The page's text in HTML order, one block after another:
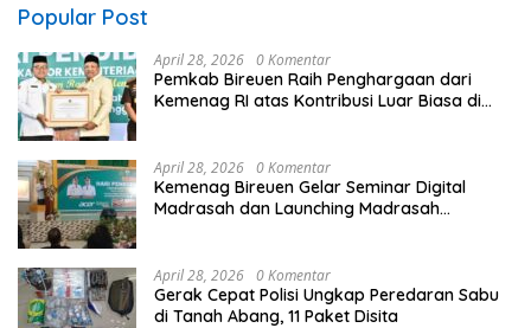
Popular Post
April 28, 2026 0 Komentar
Pemkab Bireuen Raih Penghargaan dari
Kemenag RI atas Kontribusi Luar Biasa di
April 28, 2026 0 Komentar
Kemenag Bireuen Gelar Seminar Digital
Madrasah dan Launching Madrasah
April 28, 2026 0 Komentar
Gerak Cepat Polisi Ungkap Peredaran Sabu
di Tanah Abang, 11 Paket Disita